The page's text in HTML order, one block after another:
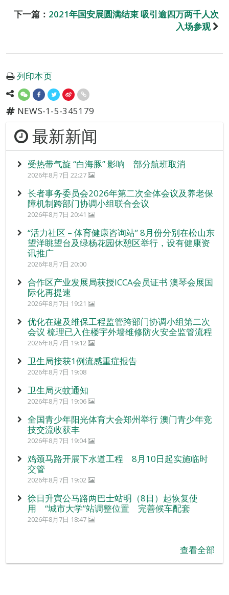
下一篇： 2021年国安展圆满结束 吸引逾四万两千人次
入场参观
列印本页
NEWS-1-5-345179
最新新闻
受热带气旋 “白海豚” 影响 部分航班取消
2026年8月7日 22:27
长者事务委员会2026年第二次全体会议及养老保
障机制跨部门协调小组联合会议
2026年8月7日 20:41
“活力社区 – 体育健康咨询站” 8月份分别在松山东
望洋眺望台及绿杨花园休憩区举行，设有健康资
讯推广
2026年8月7日 20:00
合作区产业发展局获授ICCA会员证书 澳琴会展国
际化再提速
2026年8月7日 19:21
优化在建及维保工程监管跨部门协调小组第二次
会议 梳理已入住楼宇外墙维修防火安全监管流程
2026年8月7日 19:12
卫生局接获1例流感重症报告
2026年8月7日 19:08
卫生局灭蚊通知
2026年8月7日 19:06
全国青少年阳光体育大会郑州举行 澳门青少年竞
技交流收获丰
2026年8月7日 19:04
鸡颈马路开展下水道工程 8月10日起实施临时
交管
2026年8月7日 19:02
徐日升寅公马路两巴士站明（8日）起恢复使
用 “城市大学”站调整位置 完善候车配套
2026年8月7日 18:47
查看全部